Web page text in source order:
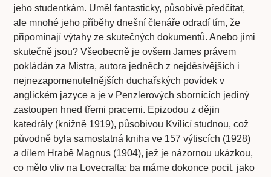
jeho studentkám. Uměl fantasticky, působivě předčítat,
ale mnohé jeho příběhy dnešní čtenáře odradí tím, že
připomínají výtahy ze skutečných dokumentů. Anebo jimi
skutečně jsou? Všeobecně je ovšem James právem
pokládán za Mistra, autora jedněch z nejděsivějších i
nejnezapomenutelnějších duchařských povídek v
anglickém jazyce a je v Penzlerových sbornících jediný
zastoupen hned třemi pracemi. Epizodou z dějin
katedrály (knižně 1919), působivou Kvílící studnou, což
původně byla samostatná kniha ve 157 výtiscích (1928)
a dílem Hrabě Magnus (1904), jež je názornou ukázkou,
co mělo vliv na Lovecrafta; ba máme dokonce pocit, jako